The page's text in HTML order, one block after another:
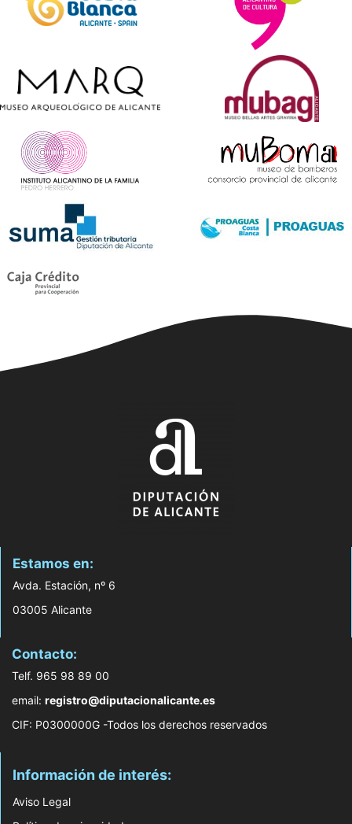
Estamos en:
Avda. Estación, nº 6
03005 Alicante
Contacto:
Telf. 965 98 89 00
email: registro@diputacionalicante.es
CIF: P0300000G -Todos los derechos reservados
Información de interés:
Aviso Legal